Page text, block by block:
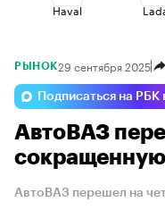
Haval
Esteo Geely
Omoda
РЫНОК29 сентября 2025
Подписаться на РБК
АвтоВАЗ
АвтоВАЗ перешел на